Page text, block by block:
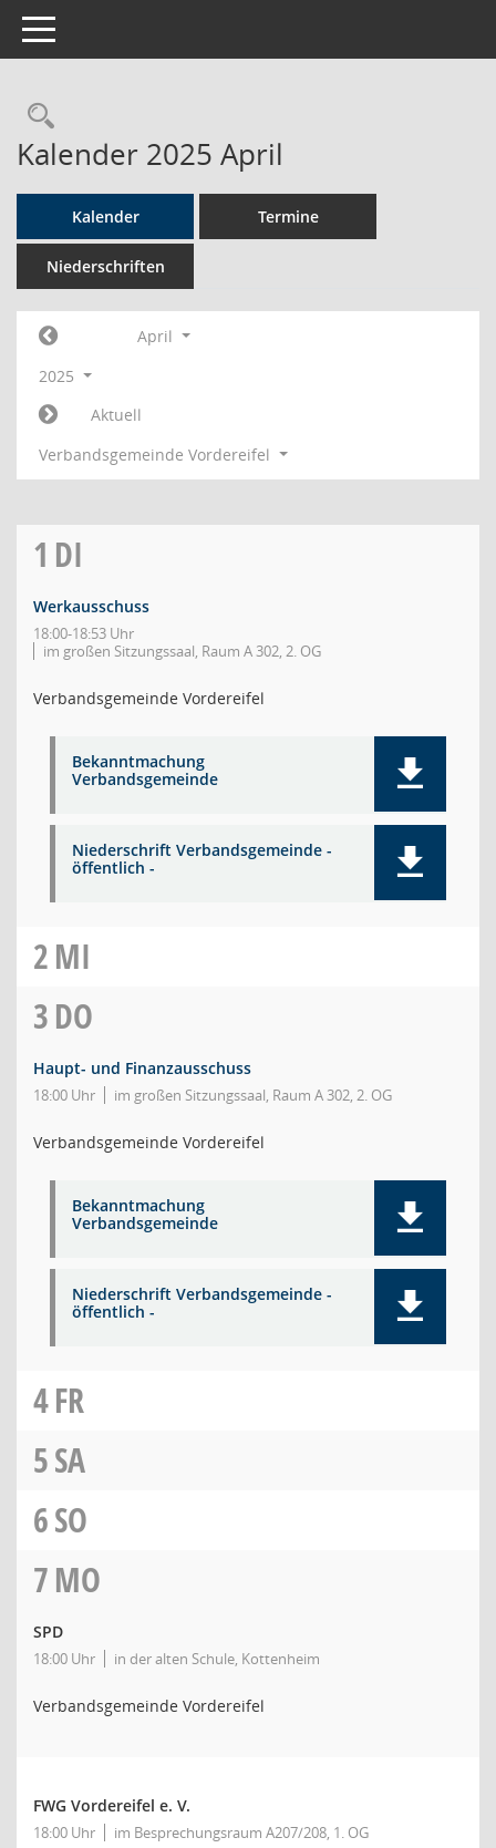
Toggle navigation
Rechercheauswahl
Kalender 2025 April
Kalender Termine
Niederschriften
April
2025
Aktuell
Verbandsgemeinde Vordereifel
1 DI
Werkausschuss
18:00-18:53 Uhr
im großen Sitzungssaal, Raum A 302, 2. OG
Verbandsgemeinde Vordereifel
Bekanntmachung
Verbandsgemeinde
Niederschrift Verbandsgemeinde -
öffentlich -
2MI
3DO
Haupt- und Finanzausschuss
18:00 Uhr im großen Sitzungssaal, Raum A 302, 2. OG
Verbandsgemeinde Vordereifel
Bekanntmachung
Verbandsgemeinde
Niederschrift Verbandsgemeinde -
öffentlich -
4FR
5SA
6SO
7MO
SPD
18:00 Uhr in der alten Schule, Kottenheim
Verbandsgemeinde Vordereifel
FWG Vordereifel e. V.
18:00 Uhr im Besprechungsraum A207/208, 1. OG